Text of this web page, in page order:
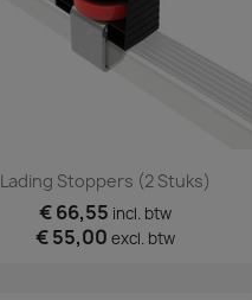
Lading Stoppers (2 Stuks)
€ 66,55 incl. btw
€ 55,00 excl. btw